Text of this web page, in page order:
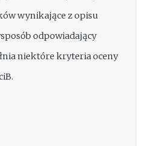
wynikające z opisu
odpowiadający
niektóre kryteria oceny